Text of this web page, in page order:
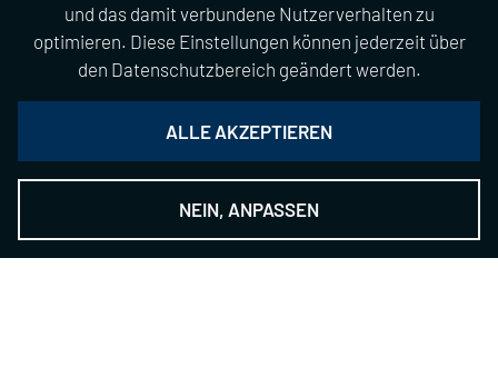
und das damit verbundene Nutzerverhalten zu
optimieren. Diese Einstellungen können jederzeit über
den Datenschutzbereich geändert werden.
ALLE AKZEPTIEREN
NEIN, ANPASSEN